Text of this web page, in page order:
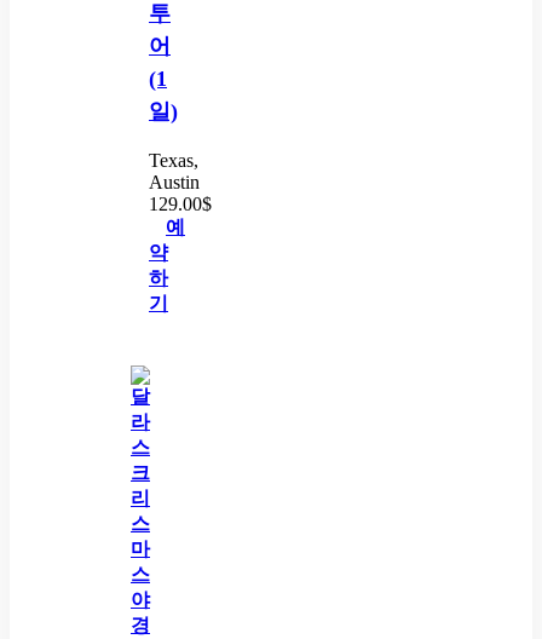
투
어
(1
일)
Texas,
Austin
129.00$
예
약
하
기